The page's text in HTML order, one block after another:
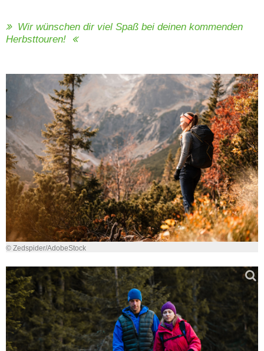
Wir wünschen dir viel Spaß bei deinen kommenden
Herbsttouren!
© Zedspider/AdobeStock